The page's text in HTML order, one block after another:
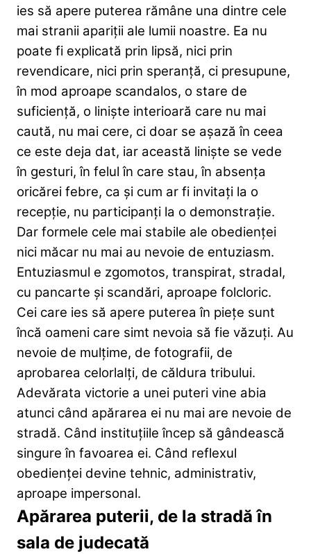
ies să apere puterea rămâne una dintre cele
mai stranii apariții ale lumii noastre. Ea nu
poate fi explicată prin lipsă, nici prin
revendicare, nici prin speranță, ci presupune,
în mod aproape scandalos, o stare de
suficiență, o liniște interioară care nu mai
caută, nu mai cere, ci doar se așază în ceea
ce este deja dat, iar această liniște se vede
în gesturi, în felul în care stau, în absența
oricărei febre, ca și cum ar fi invitați la o
recepție, nu participanți la o demonstrație.
Dar formele cele mai stabile ale obedienței
nici măcar nu mai au nevoie de entuziasm.
Entuziasmul e zgomotos, transpirat, stradal,
cu pancarte și scandări, aproape folcloric.
Cei care ies să apere puterea în piețe sunt
încă oameni care simt nevoia să fie văzuți. Au
nevoie de mulțime, de fotografii, de
aprobarea celorlalți, de căldura tribului.
Adevărata victorie a unei puteri vine abia
atunci când apărarea ei nu mai are nevoie de
stradă. Când instituțiile încep să gândească
singure în favoarea ei. Când reflexul
obedienței devine tehnic, administrativ,
aproape impersonal.
Apărarea puterii, de la stradă în
sala de judecată